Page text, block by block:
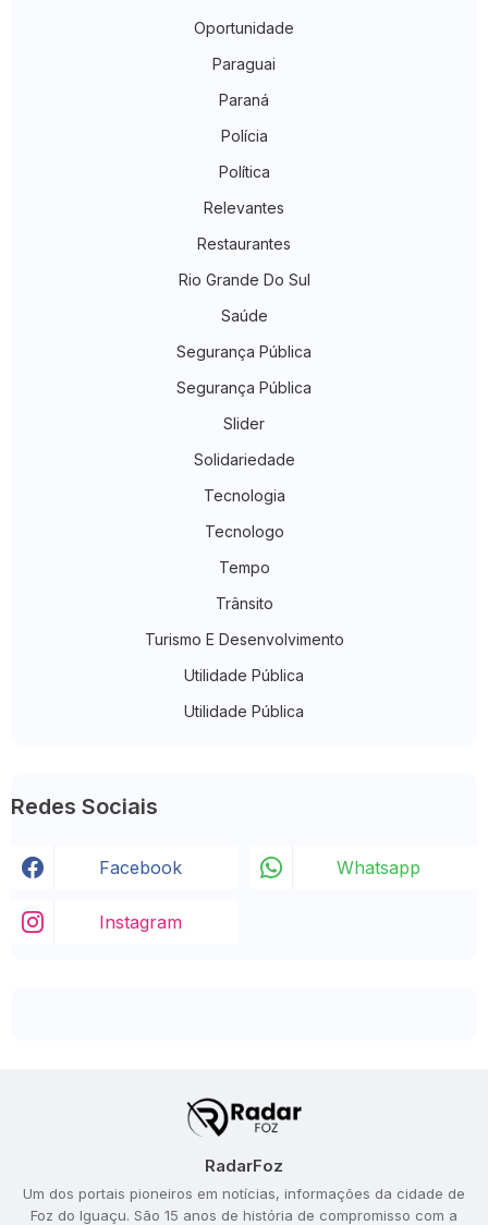
Oportunidade
Paraguai
Paraná
Polícia
Política
Relevantes
Restaurantes
Rio Grande Do Sul
Saúde
Segurança Pública
Segurança Pública
Slider
Solidariedade
Tecnologia
Tecnologo
Tempo
Trânsito
Turismo E Desenvolvimento
Utilidade Pública
Utilidade Pública
Redes Sociais
Facebook Whatsapp
Instagram
RadarFoz
Um dos portais pioneiros em notícias, informações da cidade de
Foz do Iguaçu. São 15 anos de história de compromisso com a